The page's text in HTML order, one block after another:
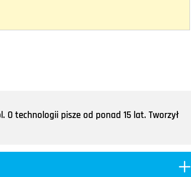
technologii pisze od ponad 15 lat. Tworzył
L